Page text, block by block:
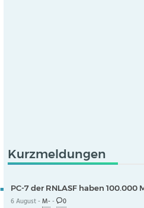
Kurzmeldungen
PC-7 der RNLASF haben 100.000
6 August -M-- 0